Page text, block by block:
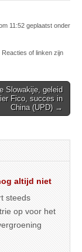
11:52 geplaatst onder
Reacties of linken zijn
Slowakije, geleid
Fico, succes in
China (UPD) →
altijd niet
steeds
op voor het